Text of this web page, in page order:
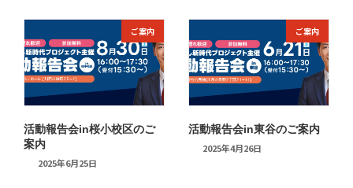
ご案内
活動報告会in桜小校区のご
案内
2025年6月25日
ご案内
活動報告会in東谷のご案内
2025年4月26日